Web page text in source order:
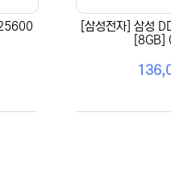
[삼성전자] 삼성
[8GB]